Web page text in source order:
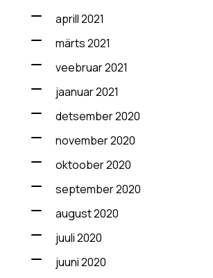
aprill 2021
märts 2021
veebruar 2021
jaanuar 2021
detsember 2020
november 2020
oktoober 2020
september 2020
august 2020
juuli 2020
juuni 2020